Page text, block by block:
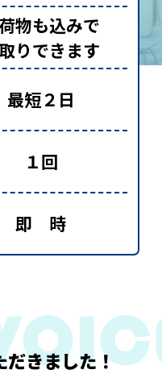
物も込みで
りできます
最短２日
１回
即 時
だきました！